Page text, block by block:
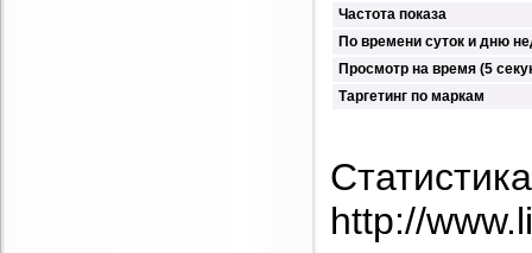
Частота показа
По времени суток и дню
Просмотр на время (5
Таргетинг по маркам
http://